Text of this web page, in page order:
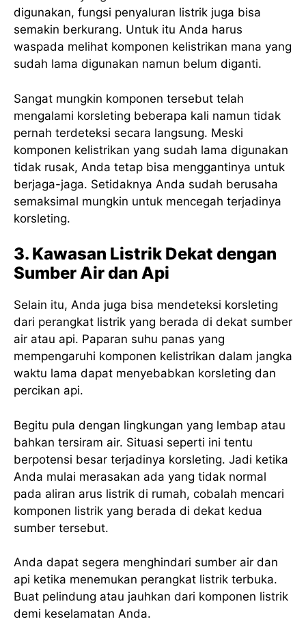
digunakan, fungsi penyaluran listrik juga bisa
semakin berkurang. Untuk itu Anda harus
waspada melihat komponen kelistrikan mana yang
sudah lama digunakan namun belum diganti.
Sangat mungkin komponen tersebut telah
mengalami korsleting beberapa kali namun tidak
pernah terdeteksi secara langsung. Meski
komponen kelistrikan yang sudah lama digunakan
tidak rusak, Anda tetap bisa menggantinya untuk
berjaga-jaga. Setidaknya Anda sudah berusaha
semaksimal mungkin untuk mencegah terjadinya
korsleting.
3. Kawasan Listrik Dekat dengan
Sumber Air dan Api
Selain itu, Anda juga bisa mendeteksi korsleting
dari perangkat listrik yang berada di dekat sumber
air atau api. Paparan suhu panas yang
mempengaruhi komponen kelistrikan dalam jangka
waktu lama dapat menyebabkan korsleting dan
percikan api.
Begitu pula dengan lingkungan yang lembap atau
bahkan tersiram air. Situasi seperti ini tentu
berpotensi besar terjadinya korsleting. Jadi ketika
Anda mulai merasakan ada yang tidak normal
pada aliran arus listrik di rumah, cobalah mencari
komponen listrik yang berada di dekat kedua
sumber tersebut.
Anda dapat segera menghindari sumber air dan
api ketika menemukan perangkat listrik terbuka.
Buat pelindung atau jauhkan dari komponen listrik
demi keselamatan Anda.